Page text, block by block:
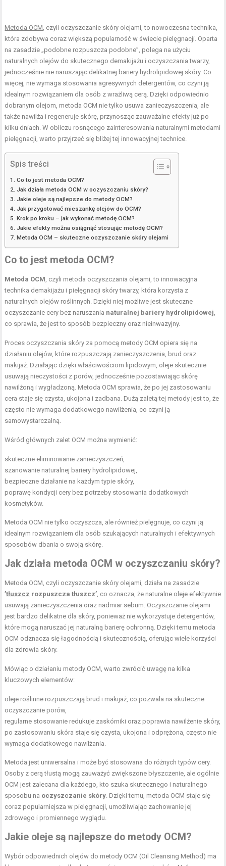
Metoda OCM , czyli oczyszczanie skóry olejami, to nowoczesna technika,
która zdobywa coraz większą popularność w świecie pielęgnacji. Oparta
na zasadzie „podobne rozpuszcza podobne”, polega na użyciu
naturalnych olejów do skutecznego demakijażu i oczyszczania twarzy,
jednocześnie nie naruszając delikatnej bariery hydrolipidowej skóry. Co
więcej, nie wymaga stosowania agresywnych detergentów, co czyni ją
idealnym rozwiązaniem dla osób z wrażliwą cerą. Dzięki odpowiednio
dobranym olejom, metoda OCM nie tylko usuwa zanieczyszczenia, ale
także nawilża i regeneruje skórę, przynosząc zauważalne efekty już po
kilku dniach. W obliczu rosnącego zainteresowania naturalnymi metodami
pielęgnacji, warto przyjrzeć się bliżej tej innowacyjnej technice.
Spis treści
Co to jest metoda OCM?
Jak działa metoda OCM w oczyszczaniu skóry?
Jakie oleje są najlepsze do metody OCM?
Jak przygotować mieszankę olejów do OCM?
Krok po kroku – jak wykonać metodę OCM?
Jakie efekty można osiągnąć stosując metodę OCM?
Metoda OCM – skuteczne oczyszczanie skóry olejami
Co to jest metoda OCM?
Metoda OCM , czyli metoda oczyszczania olejami, to innowacyjna
technika demakijażu i pielęgnacji skóry twarzy, która korzysta z
naturalnych olejów roślinnych. Dzięki niej możliwe jest skuteczne
oczyszczanie cery bez naruszania naturalnej bariery hydrolipidowej
co sprawia, że jest to sposób bezpieczny oraz nieinwazyjny.
Proces oczyszczania skóry za pomocą metody OCM opiera się na
działaniu olejów, które rozpuszczają zanieczyszczenia, brud oraz
makijaż. Działając dzięki właściwościom lipidowym, oleje skutecznie
usuwają nieczystości z porów, jednocześnie pozostawiając skórę
nawilżoną i wygładzoną. Metoda OCM sprawia, że po jej zastosowaniu
cera staje się czysta, ukojona i zadbana. Dużą zaletą tej metody jest to, że
często nie wymaga dodatkowego nawilżenia, co czyni ją
samowystarczalną.
Wśród głównych zalet OCM można wymienić:
skuteczne eliminowanie zanieczyszczeń,
szanowanie naturalnej bariery hydrolipidowej,
bezpieczne działanie na każdym typie skóry,
poprawę kondycji cery bez potrzeby stosowania dodatkowych
kosmetyków.
Metoda OCM nie tylko oczyszcza, ale również pielęgnuje, co czyni ją
idealnym rozwiązaniem dla osób szukających naturalnych i efektywnych
sposobów dbania o swoją skórę.
Jak działa metoda OCM w oczyszczaniu skóry?
Metoda OCM, czyli oczyszczanie skóry olejami, działa na zasadzie
’tłuszcz rozpuszcza tłuszcz’ , co oznacza, że naturalne oleje efektywnie
usuwają zanieczyszczenia oraz nadmiar sebum. Oczyszczanie olejami
jest bardzo delikatne dla skóry, ponieważ nie wykorzystuje detergentów,
które mogą naruszać jej naturalną barierę ochronną. Dzięki temu metoda
OCM odznacza się łagodnością i skutecznością, oferując wiele korzyści
dla zdrowia skóry.
Mówiąc o działaniu metody OCM, warto zwrócić uwagę na kilka
kluczowych elementów:
oleje roślinne rozpuszczają brud i makijaż, co pozwala na skuteczne
oczyszczanie porów,
regularne stosowanie redukuje zaskórniki oraz poprawia nawilżenie skóry,
po zastosowaniu skóra staje się czysta, ukojona i odprężona, często nie
wymaga dodatkowego nawilżania.
Metoda jest uniwersalna i może być stosowana do różnych typów cery.
Osoby z cerą tłustą mogą zauważyć zwiększone błyszczenie, ale ogólnie
OCM jest zalecana dla każdego, kto szuka skutecznego i naturalnego
sposobu na oczyszczanie skóry . Dzięki temu, metoda OCM staje się
coraz popularniejsza w pielęgnacji, umożliwiając zachowanie jej
zdrowego i promiennego wyglądu.
Jakie oleje są najlepsze do metody OCM?
Wybór odpowiednich olejów do metody OCM (Oil Cleansing Method) ma